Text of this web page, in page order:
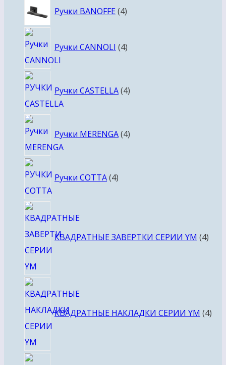
Ручки BANOFFE 44
Ручки CANNOLI 4товара
Ручки CASTELLA 4товара
Ручки MERENGA 4товара
Ручки COTTA 4товара
КВАДРАТНЫЕ ЗАВЕРТКИ СЕРИИ YM 4
КВАДРАТНЫЕ НАКЛАДКИ СЕРИИ YM 4